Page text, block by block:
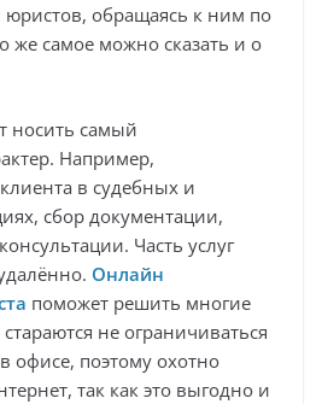
юристов, обращаясь к ним по
же самое можно сказать и о
носить самый
Например,
в судебных и
сбор документации,
Часть услуг
Онлайн
поможет решить многие
не ограничиваться
офисе, поэтому охотно
так как это выгодно и